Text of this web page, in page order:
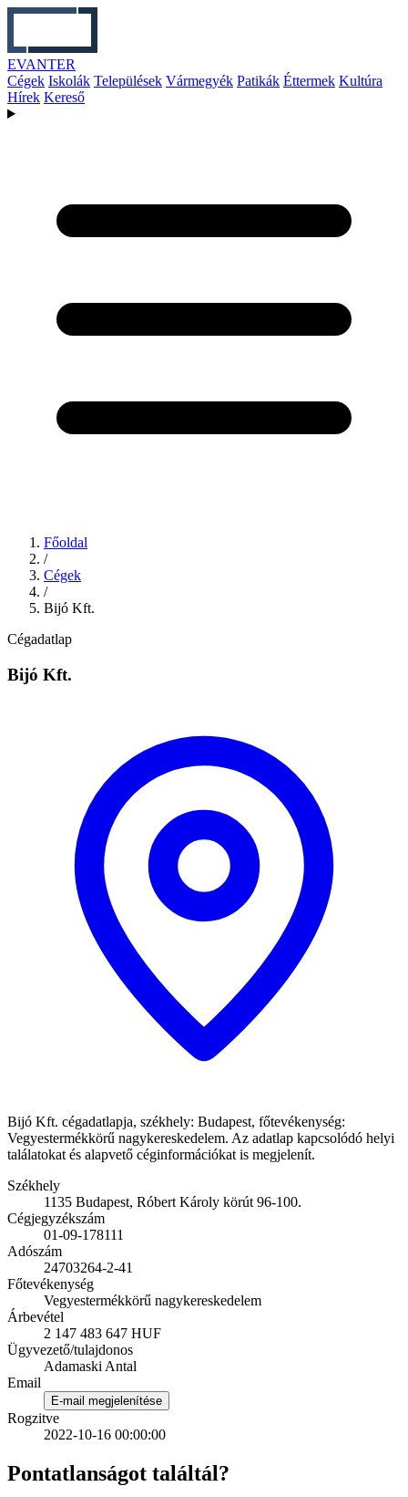
EVANTER
Cégek Iskolák Települések Vármegyék Patikák Éttermek Kultúra
Hírek Kereső
Főoldal
/
Cégek
/
Bijó Kft.
Cégadatlap
Bijó Kft.
Bijó Kft. cégadatlapja, székhely: Budapest, főtevékenység:
Vegyestermékkörű nagykereskedelem. Az adatlap kapcsolódó helyi
találatokat és alapvető céginformációkat is megjelenít.
Székhely
1135 Budapest, Róbert Károly körút 96-100.
Cégjegyzékszám
01-09-178111
Adószám
24703264-2-41
Főtevékenység
Vegyestermékkörű nagykereskedelem
Árbevétel
2 147 483 647 HUF
Ügyvezető/tulajdonos
Adamaski Antal
Email
E-mail megjelenítése
Rogzitve
2022-10-16 00:00:00
Pontatlanságot találtál?